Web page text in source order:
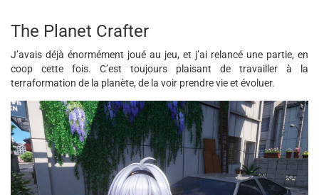
The Planet Crafter
J’avais déjà énormément joué au jeu, et j’ai relancé une partie, en
coop cette fois. C’est toujours plaisant de travailler à la
terraformation de la planète, de la voir prendre vie et évoluer.